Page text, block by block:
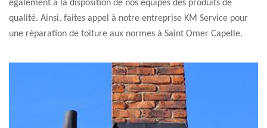
également à la disposition de nos équipes des produits de
qualité. Ainsi, faites appel à notre entreprise KM Service pour
une réparation de toiture aux normes à Saint Omer Capelle.